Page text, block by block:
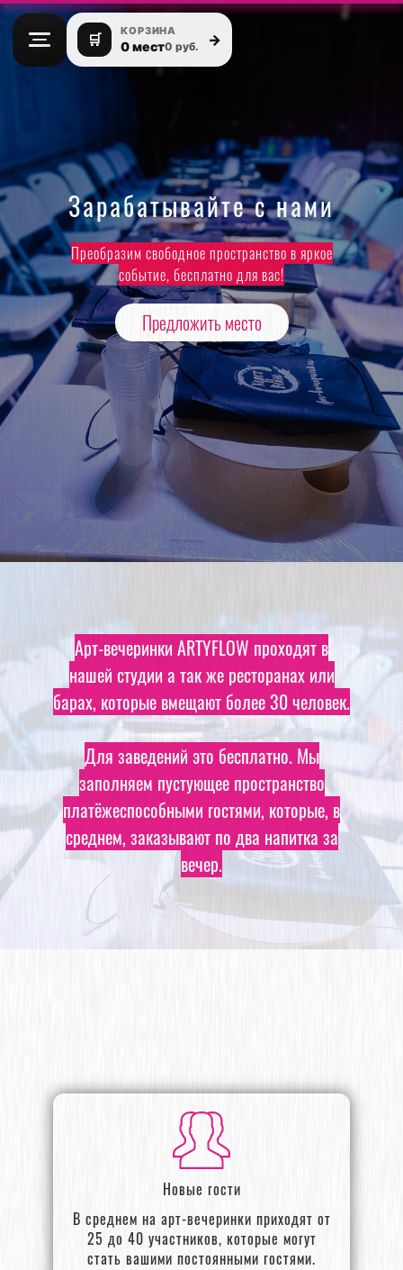
Зарабатывайте с нами
Преобразим свободное пространство в яркое
событие, бесплатно для вас!
Предложить место
Арт-вечеринки ARTYFLOW проходят в
нашей студии а так же ресторанах или
барах, которые вмещают более 30 человек.
Для заведений это бесплатно. Мы
заполняем пустующее пространство
платёжеспособными гостями, которые, в
среднем, заказывают по два напитка за
вечер.
Новые гости
В среднем на арт-вечеринки приходят от
25 до 40 участников, которые могут
стать вашими постоянными гостями.
🛒 КОРЗИНА
0 мест0 руб. →